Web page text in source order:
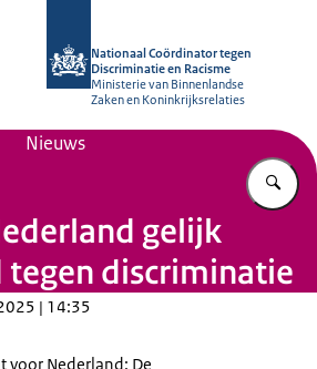
Nationaal Coördinator tegen
Discriminatie en Racisme
Ministerie van Binnenlandse
Zaken en Koninkrijksrelaties
Nieuws
gelijk
tegen discriminatie
| 14:35
voor Nederland: De